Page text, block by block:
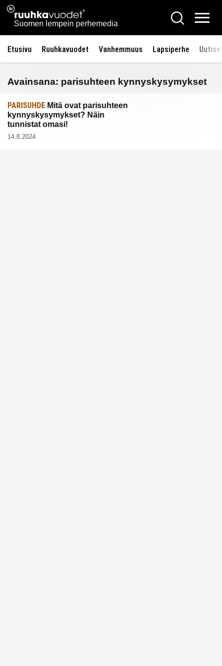
Siirry
sisältöön
Ruuhkavuodet.fi
Suomen lempein perhemedia
Hae
Etusivu Ruuhkavuodet Vanhemmuus Lapsiperhe
Avainsana: parisuhteen kynnyskysymykset
PARISUHDE Mitä ovat parisuhteen
kynnyskysymykset? Näin
tunnistat omasi!
14.8.2024